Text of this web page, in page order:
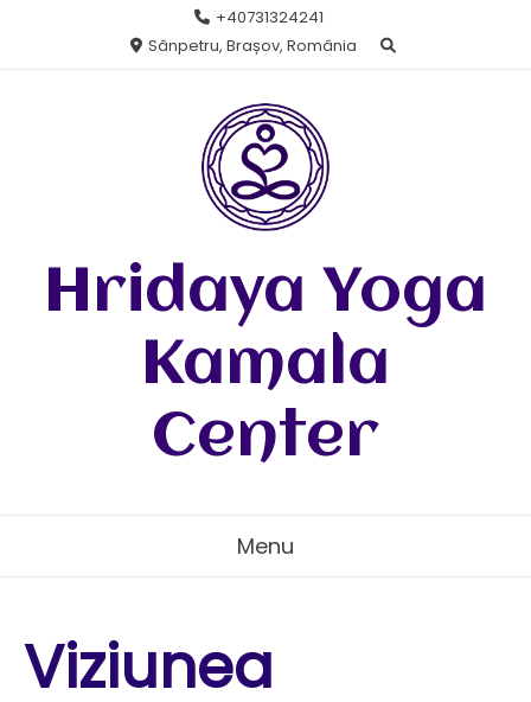
+40731324241
Sânpetru, Brașov, România
Hridaya Yoga
Kamala
Center
Menu
Viziunea